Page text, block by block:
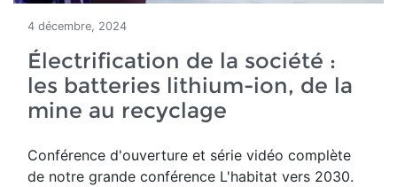
4 décembre, 2024
Électrification de la société :
les batteries lithium-ion, de la
mine au recyclage
Conférence d'ouverture et série vidéo complète
de notre grande conférence L'habitat vers 2030.